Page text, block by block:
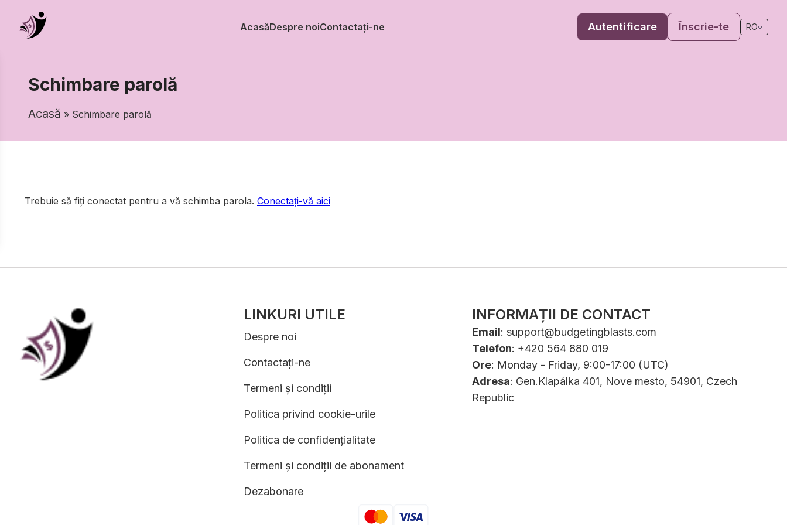
AcasăDespre noiContactați-ne Autentificare Înscrie-te RO
Schimbare parolă
Acasă » Schimbare parolă
Trebuie să fiți conectat pentru a vă schimba parola. Conectați-vă aici
LINKURI UTILE
Despre noi
Contactați-ne
Termeni și condiții
Politica privind cookie-urile
Politica de confidențialitate
Termeni și condiții de abonament
Dezabonare
INFORMAȚII DE CONTACT
Email: support@budgetingblasts.com
Telefon: +420 564 880 019
Ore: Monday - Friday, 9:00-17:00 (UTC)
Adresa: Gen.Klapálka 401, Nove mesto, 54901, Czech
Republic